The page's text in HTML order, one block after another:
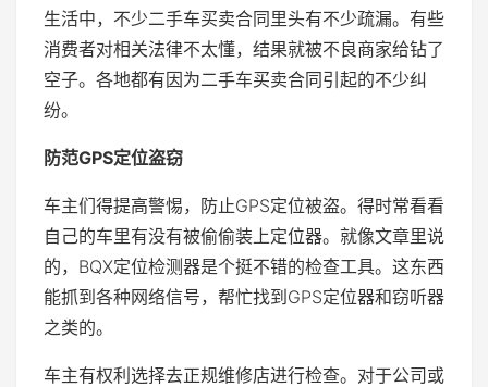
生活中，不少二手车买卖合同里头有不少疏漏。有些
消费者对相关法律不太懂，结果就被不良商家给钻了
空子。各地都有因为二手车买卖合同引起的不少纠
纷。
防范GPS定位盗窃
车主们得提高警惕，防止GPS定位被盗。得时常看看
自己的车里有没有被偷偷装上定位器。就像文章里说
的，BQX定位检测器是个挺不错的检查工具。这东西
能抓到各种网络信号，帮忙找到GPS定位器和窃听器
之类的。
车主有权利选择去正规维修店进行检查。对于公司或